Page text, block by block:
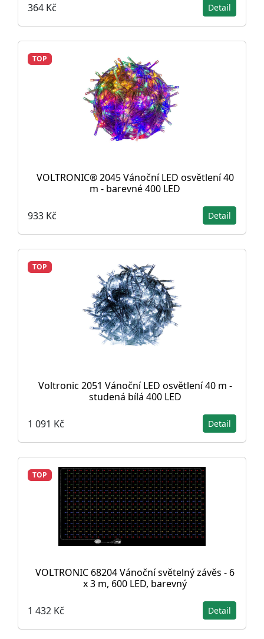
364 Kč Detail
TOP
VOLTRONIC® 2045 Vánoční LED osvětlení 40
m - barevné 400 LED
933 Kč Detail
TOP
Voltronic 2051 Vánoční LED osvětlení 40 m -
studená bílá 400 LED
1 091 Kč Detail
TOP
VOLTRONIC 68204 Vánoční světelný závěs - 6
x 3 m, 600 LED, barevný
1 432 Kč Detail